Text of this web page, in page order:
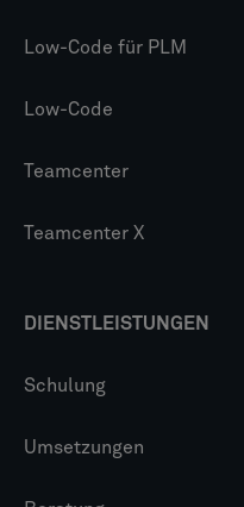
Low-Code für PLM
Low-Code
Teamcenter
Teamcenter X
DIENSTLEISTUNGEN
Schulung
Umsetzungen